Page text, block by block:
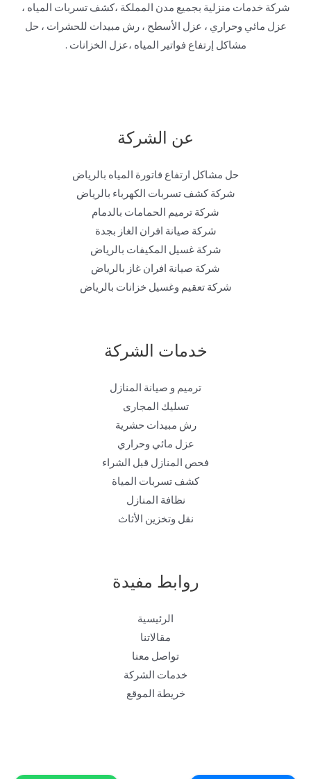
شركة خدمات منزلية بجميع مدن المملكة ،كشف تسربات المياه ،
عزل مائي وحراري ، عزل الأسطح ، رش مبيدات للحشرات ، حل
مشاكل إرتفاع فواتير المياه ،عزل الخزانات .
عن الشركة
حل مشاكل ارتفاع فاتورة المياه بالرياض
شركة كشف تسربات الكهرباء بالرياض
شركة ترميم الحمامات بالدمام
شركة صيانة افران الغاز بجدة
شركة غسيل المكيفات بالرياض
شركة صيانة افران غاز بالرياض
شركة تعقيم وغسيل خزانات بالرياض
خدمات الشركة
ترميم و صيانة المنازل
تسليك المجارى
رش مبيدات حشرية
عزل مائي وحراري
فحص المنازل قبل الشراء
كشف تسربات المياة
نظافة المنازل
نقل وتخزين الأثاث
روابط مفيدة
الرئيسية
مقالاتنا
تواصل معنا
خدمات الشركة
خريطة الموقع